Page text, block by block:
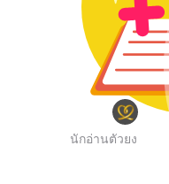
นักอ่านตัวยง